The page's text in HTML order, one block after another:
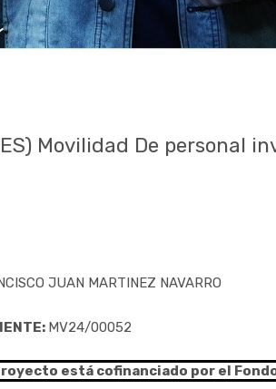
Movilidad De personal
JUAN MARTINEZ NAVARRO
MV24/00052
está cofinanciado por el